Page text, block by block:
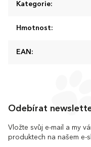
Kategorie:
Hmotnost:
EAN :
Odebírat
Vložte svůj e-mail a my
produktech na našem e-